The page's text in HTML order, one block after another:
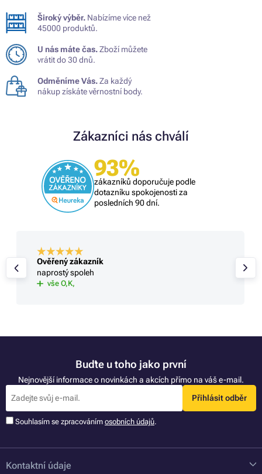
Široký výběr. Nabízíme více než
45000 produktů.
U nás máte čas.Zboží můžete
vrátit do 30 dnů.
Odměníme Vás.Za každý
nákup získáte věrnostní body.
Zákazníci nás chválí
93%
zákazníků doporučuje podle
dotazníku spokojenosti za
posledních 90 dní.
Ověřený zákazník
naprostý spoleh
vše O,K,
Buďte u toho jako první
Nejnovější informace o novinkách a akcích přímo na váš e-mail.
Přihlásit odběr
Souhlasím se zpracováním osobních údajů.
Kontaktní údaje